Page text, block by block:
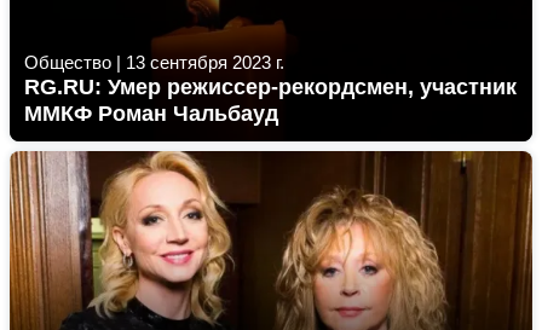
Общество | 13 сентября 2023 г.
RG.RU: Умер режиссер-рекордсмен, участник
ММКФ Роман Чальбауд